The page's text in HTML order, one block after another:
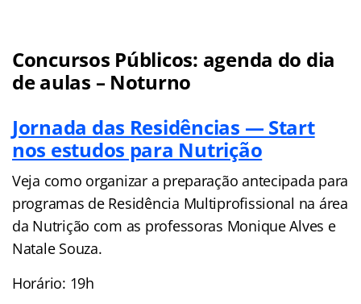
Concursos Públicos: agenda do dia
de aulas – Noturno
Jornada das Residências — Start
nos estudos para Nutrição
Veja como organizar a preparação antecipada para
programas de Residência Multiprofissional na área
da Nutrição com as professoras Monique Alves e
Natale Souza.
Horário: 19h